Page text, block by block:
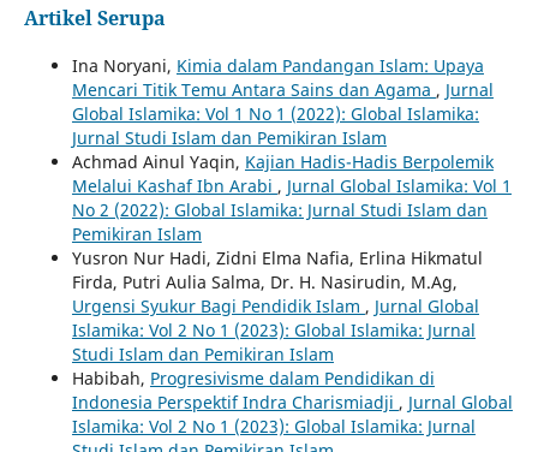
Artikel Serupa
Ina Noryani, Kimia dalam Pandangan Islam: Upaya
Mencari Titik Temu Antara Sains dan Agama , Jurnal
Global Islamika: Vol 1 No 1 (2022): Global Islamika:
Jurnal Studi Islam dan Pemikiran Islam
Achmad Ainul Yaqin, Kajian Hadis-Hadis Berpolemik
Melalui Kashaf Ibn Arabi , Jurnal Global Islamika: Vol 1
No 2 (2022): Global Islamika: Jurnal Studi Islam dan
Pemikiran Islam
Yusron Nur Hadi, Zidni Elma Nafia, Erlina Hikmatul
Firda, Putri Aulia Salma, Dr. H. Nasirudin, M.Ag,
Urgensi Syukur Bagi Pendidik Islam , Jurnal Global
Islamika: Vol 2 No 1 (2023): Global Islamika: Jurnal
Studi Islam dan Pemikiran Islam
Habibah, Progresivisme dalam Pendidikan di
Indonesia Perspektif Indra Charismiadji , Jurnal Global
Islamika: Vol 2 No 1 (2023): Global Islamika: Jurnal